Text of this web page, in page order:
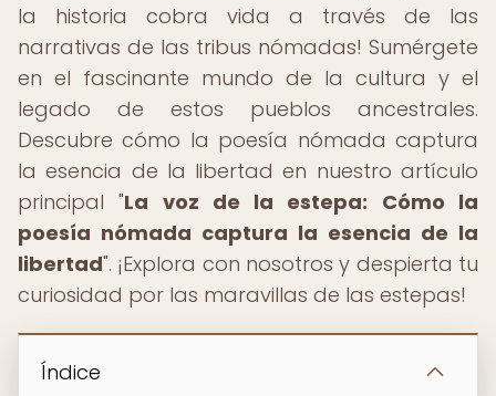
la historia cobra vida a través de las
narrativas de las tribus nómadas! Sumérgete
en el fascinante mundo de la cultura y el
legado de estos pueblos ancestrales.
Descubre cómo la poesía nómada captura
la esencia de la libertad en nuestro artículo
principal "La voz de la estepa: Cómo la
poesía nómada captura la esencia de la
libertad". ¡Explora con nosotros y despierta tu
curiosidad por las maravillas de las estepas!
Índice